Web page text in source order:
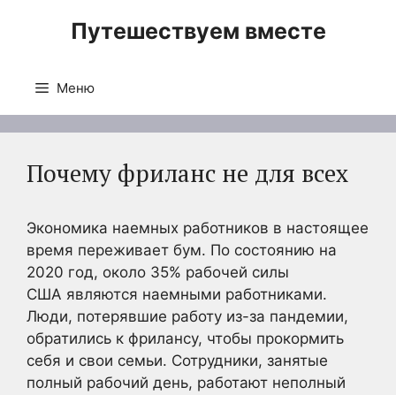
Путешествуем вместе
Меню
Почему фриланс не для всех
Экономика наемных работников в настоящее
время переживает бум. По состоянию на
2020 год, около 35% рабочей силы
США являются наемными работниками.
Люди, потерявшие работу из-за пандемии,
обратились к фрилансу, чтобы прокормить
себя и свои семьи. Сотрудники, занятые
полный рабочий день, работают неполный